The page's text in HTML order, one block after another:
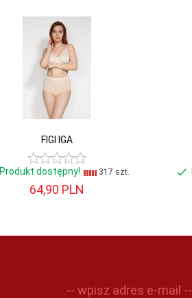
FIGI IGA
Produkt dostępny! 317 szt.
64,90 PLN
-- wpisz adres e-mail --